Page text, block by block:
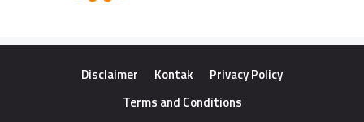
Disclaimer Kontak
Privacy Policy
Terms and Conditions